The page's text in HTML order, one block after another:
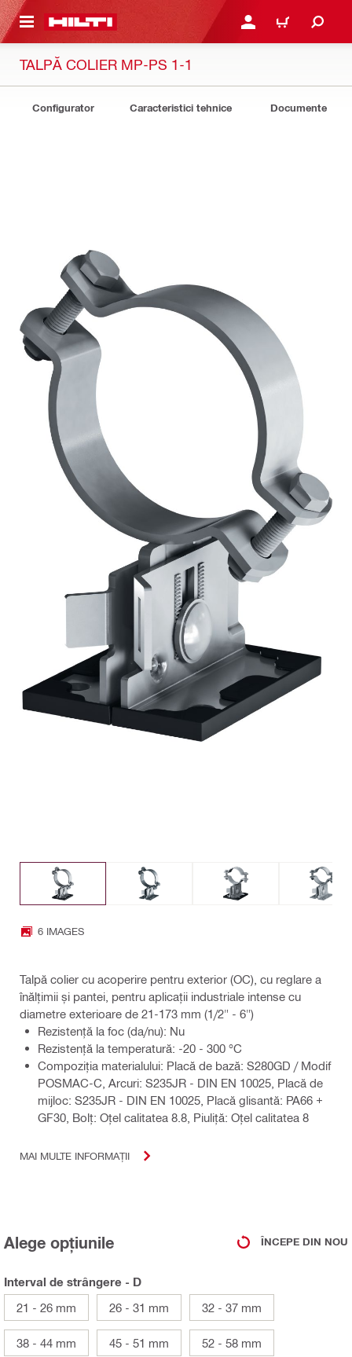
CONTENT CONECTARE SAU
COȘ
TALPĂ COLIER MP-PS 1-1
Configurator Caracteristici tehnice Documente
6 IMAGES
Talpă colier cu acoperire pentru exterior (OC), cu reglare a
înălțimii și pantei, pentru aplicații industriale intense cu
diametre exterioare de 21-173 mm (1/2" - 6")
Rezistență la foc (da/nu): Nu
Rezistenţă la temperatură: -20 - 300 °C
Compoziţia materialului: Placă de bază: S280GD / Modif
POSMAC-C, Arcuri: S235JR - DIN EN 10025, Placă de
mijloc: S235JR - DIN EN 10025, Placă glisantă: PA66 +
GF30, Bolţ: Oţel calitatea 8.8, Piuliţă: Oţel calitatea 8
MAI MULTE INFORMAȚII
Alege opțiunile ÎNCEPE DIN NOU
Interval de strângere - D
21 - 26 mm
26 - 31 mm 32 - 37 mm
38 - 44 mm 45 - 51 mm 52 - 58 mm